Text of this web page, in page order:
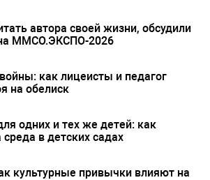
автора своей жизни, обсудили
ММСО.ЭКСПО-2026
как лицеисты и педагог
на обелиск
одних и тех же детей: как
среда в детских садах
культурные привычки влияют на